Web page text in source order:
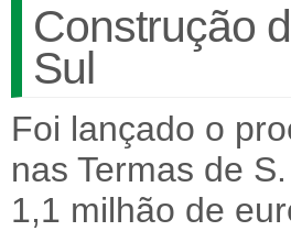
Construção
Sul
Foi lançado o
nas Termas de
1,1 milhão de